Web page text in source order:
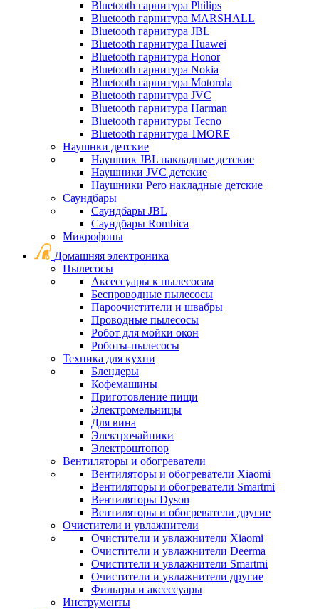
Bluetooth гарнитура Philips
Bluetooth гарнитура MARSHALL
Bluetooth гарнитура JBL
Bluetooth гарнитура Huawei
Bluetooth гарнитура Honor
Bluetooth гарнитура Nokia
Bluetooth гарнитура Motorola
Bluetooth гарнитура JVC
Bluetooth гарнитура Harman
Bluetooth гарнитуры Tecno
Bluetooth гарнитура 1MORE
Наушнки детские
Наушник JBL накладные детские
Наушники JVC детские
Наушники Pero накладные детские
Саундбары
Саундбары JBL
Саундбары Rombica
Микрофоны
Домашняя электроника
Пылесосы
Аксессуары к пылесосам
Беспроводные пылесосы
Пароочистители и швабры
Проводные пылесосы
Робот для мойки окон
Роботы-пылесосы
Техника для кухни
Блендеры
Кофемашины
Приготовление пищи
Электромельницы
Для вина
Электрочайники
Электроштопор
Вентиляторы и обогреватели
Вентиляторы и обогреватели Xiaomi
Вентиляторы и обогреватели Smartmi
Вентиляторы Dyson
Вентиляторы и обогреватели другие
Очистители и увлажнители
Очистители и увлажнители Xiaomi
Очистители и увлажнители Deerma
Очистители и увлажнители Smartmi
Очистители и увлажнители другие
Фильтры и аксессуары
Инструменты